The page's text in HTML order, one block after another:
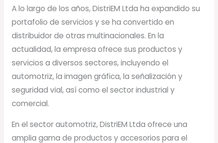
A lo largo de los años, DistriEM Ltda ha expandido su
portafolio de servicios y se ha convertido en
distribuidor de otras multinacionales. En la
actualidad, la empresa ofrece sus productos y
servicios a diversos sectores, incluyendo el
automotriz, la imagen gráfica, la señalización y
seguridad vial, así como el sector industrial y
comercial.
En el sector automotriz, DistriEM Ltda ofrece una
amplia gama de productos y accesorios para el